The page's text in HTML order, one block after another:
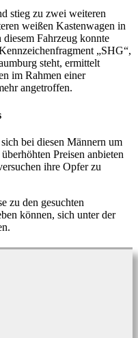
stieg zu zwei weiteren
weißen Kastenwagen in
Fahrzeug konnte
„SHG“,
steht, ermittelt
im Rahmen einer
angetroffen.
bei diesen Männern um
Preisen anbieten
ihre Opfer zu
zu den gesuchten
können, sich unter der